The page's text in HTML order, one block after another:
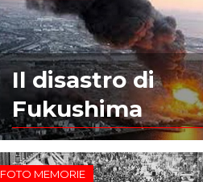
Il disastro di
Fukushima
FOTO MEMORIE